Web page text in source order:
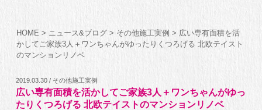
HOME > ニュース&ブログ > その他施工実例 > 広い専有面積を活
かしてご家族3人＋ワンちゃんがゆったりくつろげる 北欧テイスト
のマンションリノベ
2019.03.30 / その他施工実例
広い専有面積を活かしてご家族3人＋ワンちゃんがゆっ
たりくつろげる 北欧テイストのマンションリノベ